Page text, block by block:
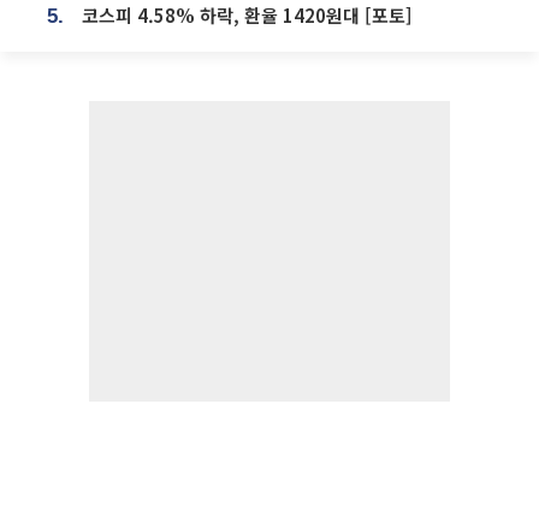
5. 코스피 4.58% 하락, 환율 1420원대 [포토]